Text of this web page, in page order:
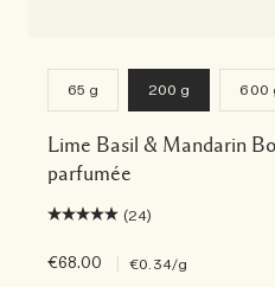
65 g 200 g 600
Lime Basil & Mandarin
parfumée
(24)
€68.00 €0.34/g